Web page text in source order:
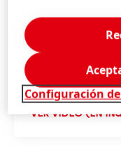
¿Cómo
aplicación?
VER VIDEO (EN
Configuración